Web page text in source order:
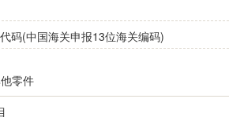
码(中国海关申报13位海关编码)
零件